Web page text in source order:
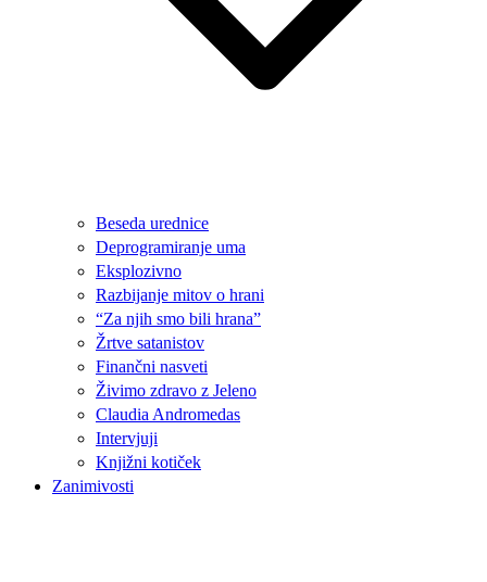
Beseda urednice
Deprogramiranje uma
Eksplozivno
Razbijanje mitov o hrani
“Za njih smo bili hrana”
Žrtve satanistov
Finančni nasveti
Živimo zdravo z Jeleno
Claudia Andromedas
Intervjuji
Knjižni kotiček
Zanimivosti